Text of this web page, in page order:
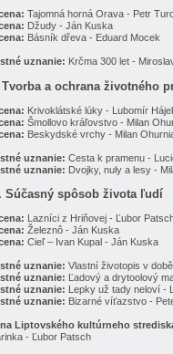
Tajomná horná Orava - Petr
Džudy - Ján Kuska
Básník dřeva - Eduard Mocek
uznanie: Krčma 300 let -
Tvorba a ochrana životného
Krivoklátské lúky - Lubomír
mollovo kráľovstvo - Milan
Beskydské vrchy - Milan
uznanie: Cesta k pramenu -
uznanie: Dvojky, nuly a lesy -
Súčasný spôsob života ľudí
Lazníci z Hriňovej - Ľubor
eleznô - Ján Kuska
Cieľ – Ivan Kupal - Ján Kuska
uznanie: Vlastní životopis v
uznanie: Ľadový a drytoolový
uznanie: Lepky už tady neloví -
uznanie: Bizarné víťazstvo -
Liptovského kultúrneho
- Ľubor Patsch